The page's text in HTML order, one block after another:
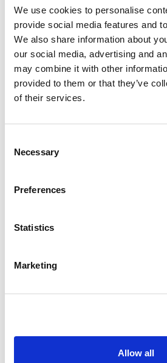
We use cookies to personalise
provide social media features and
We also share information about
our social media, advertising and
may combine it with other
provided to them or that they’ve
of their services.
Selection
Necessary
Preferences
Statistics
Marketing
Allow all
Kalup za betonske
€ 1.050,00 €892,50
Kako uporabljati
Prednosti